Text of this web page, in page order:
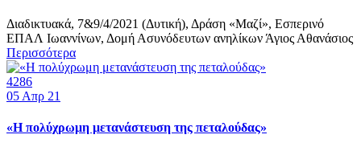
Διαδικτυακά, 7&9/4/2021 (Δυτική), Δράση «Μαζί», Εσπερινό
ΕΠΑΛ Ιωαννίνων, Δομή Ασυνόδευτων ανηλίκων Άγιος Αθανάσιος
Περισσότερα
4286
05 Απρ 21
«Η πολύχρωμη μετανάστευση της πεταλούδας»